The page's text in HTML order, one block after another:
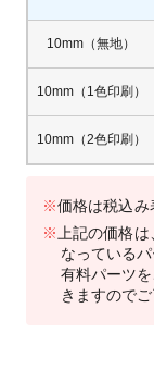
10mm（無地）
10mm（1色印刷）
10mm（2色印刷）
※価格は税込み
※ 上記の価格
なっている
有料パーツ
きますので